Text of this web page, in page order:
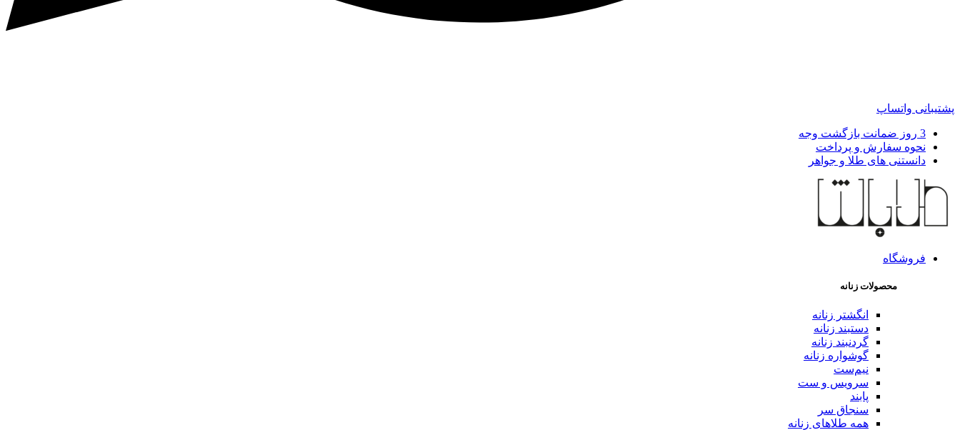
پشتیبانی واتساپ
3 روز ضمانت بازگشت وجه
نحوه سفارش و پرداخت
دانستنی های طلا و جواهر
فروشگاه
محصولات زنانه
انگشتر زنانه
دستبند زنانه
گردنبند زنانه
گوشواره زنانه
نیم‌ست
سرویس و ست
پابند
سنجاق سر
همه طلاهای زنانه